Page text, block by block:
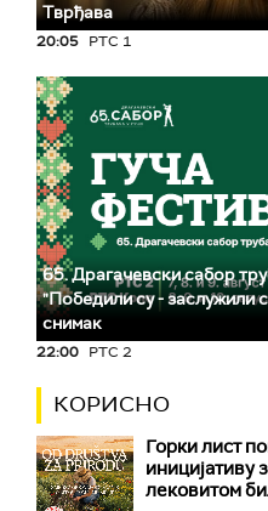
Тврђава
20:05 РТС 1
65. Драгачевски сабор
"Победили су - заслужили
снимак
22:00 РТС 2
КОРИСНО
Горки лист
иницијативу
лековитом